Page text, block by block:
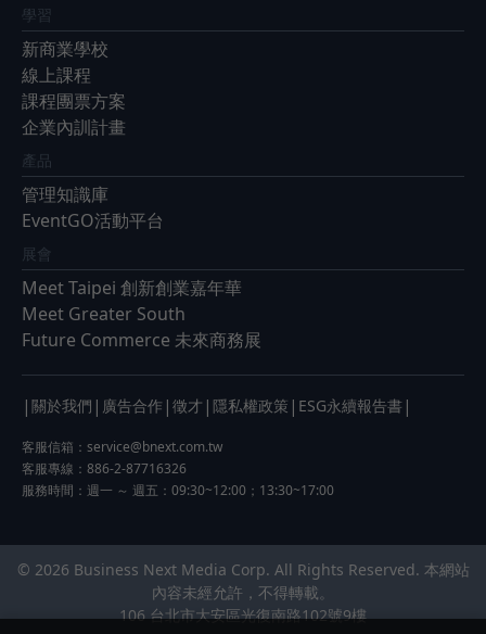
學習
新商業學校
線上課程
課程團票方案
企業內訓計畫
產品
管理知識庫
EventGO活動平台
展會
Meet Taipei 創新創業嘉年華
Meet Greater South
Future Commerce 未來商務展
| 關於我們 | 廣告合作 | 徵才 | 隱私權政策 | ESG永續報告書 |
客服信箱： service@bnext.com.tw
客服專線：886-2-87716326
服務時間：週一 ～ 週五：09:30~12:00；13:30~17:00
© 2026 Business Next Media Corp. All Rights Reserved. 本網站
內容未經允許，不得轉載。
106 台北市大安區光復南路102號9樓